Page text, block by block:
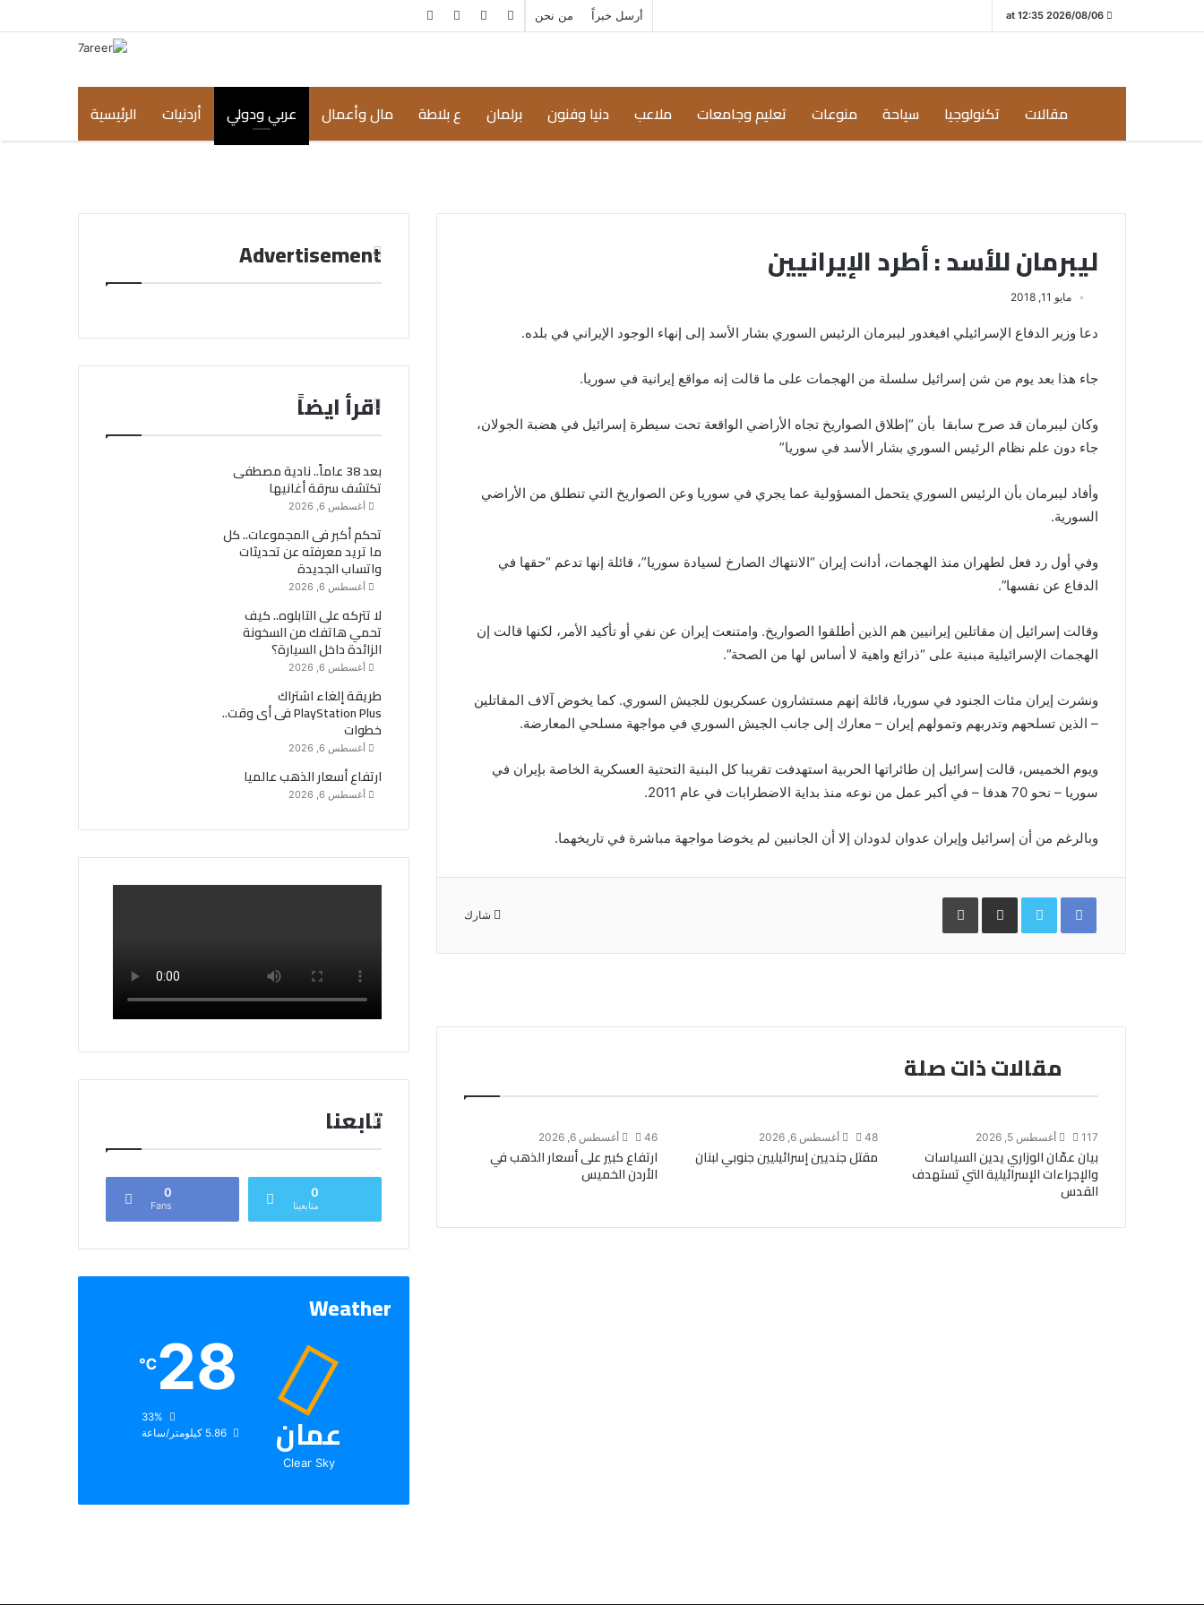
2026/08/06 at 12:35 من نحن أرسل خبراً إضافة مقال
الرئيسية أردنيات عربي ودولي مال وأعمال ع بلاطة برلمان دنيا وفنون ملاعب تعليم وجامعات منوعات سياحة تكنولوجيا مقالات
ليبرمان للأسد : أطرد الإيرانيين
مايو 11, 2018
دعا وزير الدفاع الإسرائيلي افيغدور ليبرمان الرئيس السوري بشار الأسد إلى إنهاء الوجود الإيراني في بلده.
جاء هذا بعد يوم من شن إسرائيل سلسلة من الهجمات على ما قالت إنه مواقع إيرانية في سوريا.
وكان ليبرمان قد صرح سابقا بأن “إطلاق الصواريخ تجاه الأراضي الواقعة تحت سيطرة إسرائيل في هضبة الجولان،
جاء دون علم نظام الرئيس السوري بشار الأسد في سوريا”
وأفاد ليبرمان بأن الرئيس السوري يتحمل المسؤولية عما يجري في سوريا وعن الصواريخ التي تنطلق من الأراضي
السورية.
وفي أول رد فعل لطهران منذ الهجمات، أدانت إيران “الانتهاك الصارخ لسيادة سوريا”، قائلة إنها تدعم “حقها في
الدفاع عن نفسها”.
وقالت إسرائيل إن مقاتلين إيرانيين هم الذين أطلقوا الصواريخ. وامتنعت إيران عن نفي أو تأكيد الأمر، لكنها قالت إن
الهجمات الإسرائيلية مبنية على “ذرائع واهية لا أساس لها من الصحة”.
ونشرت إيران مئات الجنود في سوريا، قائلة إنهم مستشارون عسكريون للجيش السوري. كما يخوض آلاف المقاتلين
– الذين تسلحهم وتدربهم وتمولهم إيران – معارك إلى جانب الجيش السوري في مواجهة مسلحي المعارضة.
ويوم الخميس، قالت إسرائيل إن طائراتها الحربية استهدفت تقريبا كل البنية التحتية العسكرية الخاصة بإيران في
سوريا – نحو 70 هدفا – في أكبر عمل من نوعه منذ بداية الاضطرابات في عام 2011.
وبالرغم من أن إسرائيل وإيران عدوان لدودان إلا أن الجانبين لم يخوضا مواجهة مباشرة في تاريخهما.
شارك
Facebook
Twitter مشاركة
عبر
البريد
طباعة
مقالات ذات صلة
أغسطس 6, 2026 46
ارتفاع كبير على أسعار الذهب في
الأردن الخميس
أغسطس 6, 2026 48
مقتل جنديين إسرائيليين جنوبي لبنان
أغسطس 5, 2026 117
بيان عمّان الوزاري يدين السياسات
والإجراءات الإسرائيلية التي تستهدف
القدس
Advertisement
اقرأ ايضاً
بعد 38 عاماً.. نادية مصطفى
تكتشف سرقة أغانيها
أغسطس 6, 2026
تحكم أكبر فى المجموعات.. كل
ما تريد معرفته عن تحديثات
واتساب الجديدة
أغسطس 6, 2026
لا تتركه على التابلوه.. كيف
تحمي هاتفك من السخونة
الزائدة داخل السيارة؟
أغسطس 6, 2026
طريقة إلغاء اشتراك
PlayStation Plus فى أى وقت..
خطوات
أغسطس 6, 2026
ارتفاع أسعار الذهب عالميا
أغسطس 6, 2026
تابعنا
0
Fans
0
متابعينا
Weather
عمان
Clear Sky
28
℃
الرطوبة:
الرياح: